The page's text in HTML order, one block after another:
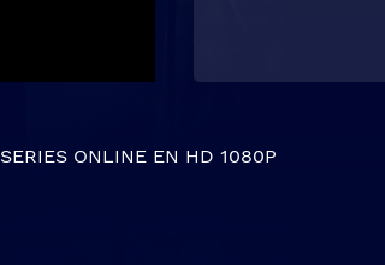
SERIES ONLINEEN HD 1080P